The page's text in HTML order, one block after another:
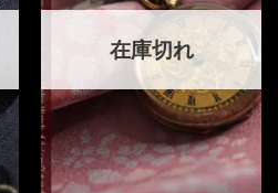
在庫切れ